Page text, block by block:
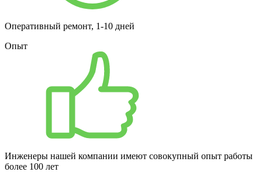
Оперативный ремонт, 1-10 дней
Опыт
Инженеры нашей компании имеют совокупный опыт работы
более 100 лет